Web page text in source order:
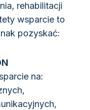
rehabilitacji
wsparcie to
pozyskać:
na: